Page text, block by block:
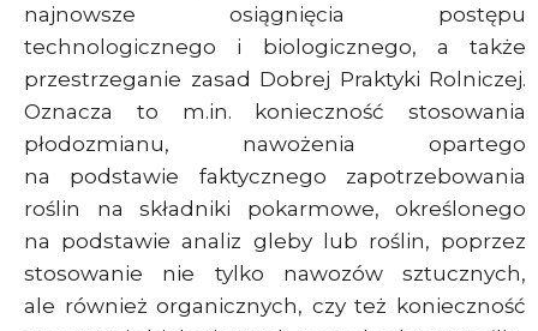
najnowsze osiągnięcia postępu
technologicznego i biologicznego, a także
przestrzeganie zasad Dobrej Praktyki Rolniczej.
Oznacza to m.in. konieczność stosowania
płodozmianu, nawożenia opartego
na podstawie faktycznego zapotrzebowania
roślin na składniki pokarmowe, określonego
na podstawie analiz gleby lub roślin, poprzez
stosowanie nie tylko nawozów sztucznych,
ale również organicznych, czy też konieczność